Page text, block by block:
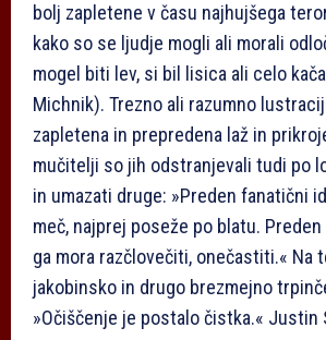
bolj zapletene v času najhujšega
kako so se ljudje mogli ali morali
mogel biti lev, si bil lisica ali celo
Michnik). Trezno ali razumno
zapletena in prepredena laž in
mučitelji so jih odstranjevali tudi po
in umazati druge: »Preden fanatični
meč, najprej poseže po blatu.
ga mora razčlovečiti, onečastiti.« Na
jakobinsko in drugo brezmejno
»Očiščenje je postalo čistka.« Justin